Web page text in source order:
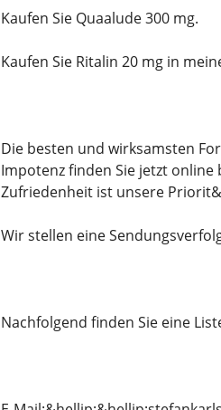
Kaufen Sie Quaalude 300 mg.
Kaufen Sie Ritalin 20 mg in
Die besten und wirksamsten
Impotenz finden Sie jetzt
Zufriedenheit ist unsere
Wir stellen eine
Nachfolgend finden Sie eine